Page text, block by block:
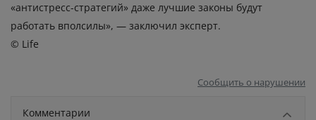
«антистресс-стратегий» даже лучшие законы будут
работать вполсилы», — заключил эксперт.
© Life
Сообщить о нарушении
Комментарии